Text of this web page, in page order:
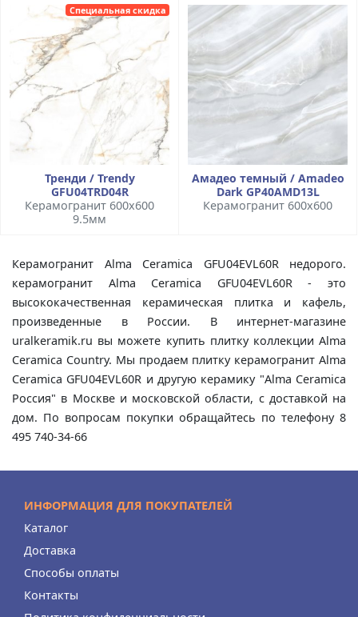
Специальная скидка
Тренди / Trendy
GFU04TRD04R
Керамогранит 600x600
9.5мм
Амадео темный / Amadeo
Dark GP40AMD13L
Керамогранит 600x600
Керамогранит Alma Ceramica GFU04EVL60R недорого.
керамогранит Alma Ceramica GFU04EVL60R - это
высококачественная керамическая плитка и кафель,
произведенные в России. В интернет-магазине
uralkeramik.ru вы можете купить плитку коллекции Alma
Ceramica Country. Мы продаем плитку керамогранит Alma
Ceramica GFU04EVL60R и другую керамику "Alma Ceramica
Россия" в Москве и московской области, с доставкой на
дом. По вопросам покупки обращайтесь по телефону 8
495 740-34-66
ИНФОРМАЦИЯ ДЛЯ ПОКУПАТЕЛЕЙ
Каталог
Доставка
Способы оплаты
Контакты